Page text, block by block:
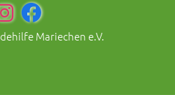
Mariechen e.V.